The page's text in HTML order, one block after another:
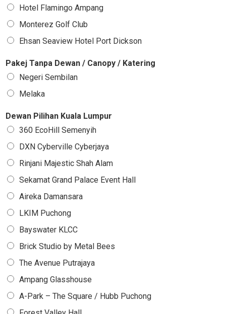
Hotel Flamingo Ampang
Monterez Golf Club
Ehsan Seaview Hotel Port Dickson
Pakej Tanpa Dewan / Canopy / Katering
Negeri Sembilan
Melaka
Dewan Pilihan Kuala Lumpur
360 EcoHill Semenyih
DXN Cyberville Cyberjaya
Rinjani Majestic Shah Alam
Sekamat Grand Palace Event Hall
Aireka Damansara
LKIM Puchong
Bayswater KLCC
Brick Studio by Metal Bees
The Avenue Putrajaya
Ampang Glasshouse
A-Park – The Square / Hubb Puchong